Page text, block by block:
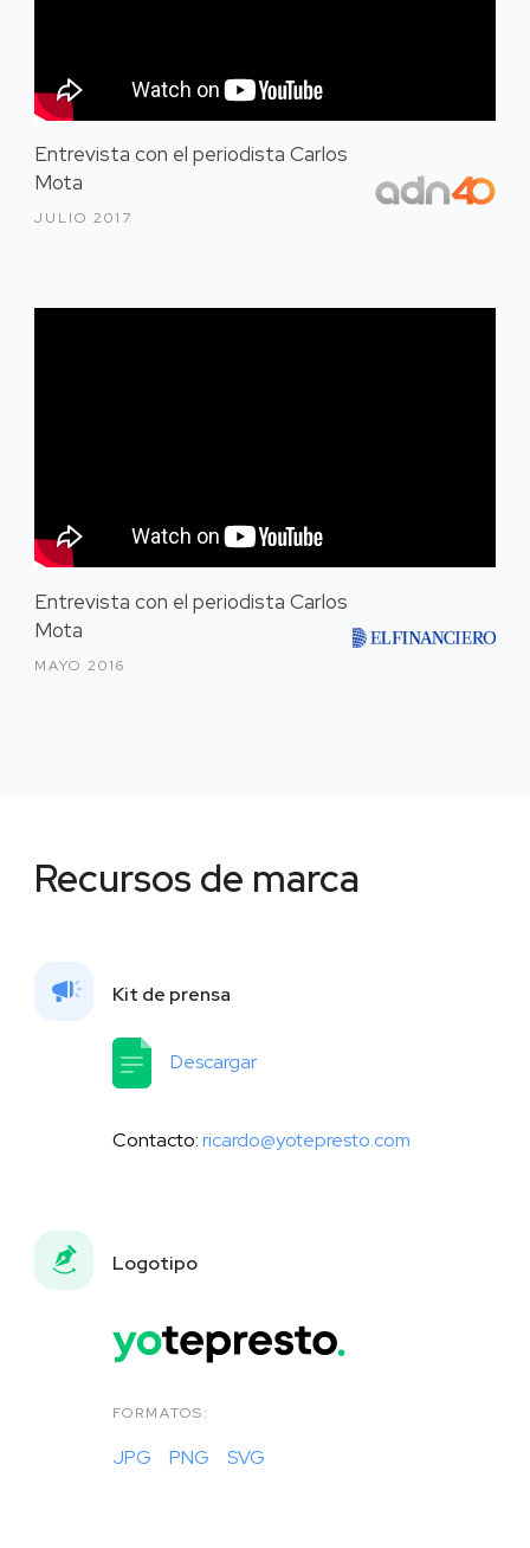
Entrevista con el periodista Carlos
Mota
JULIO 2017
Entrevista con el periodista Carlos
Mota
MAYO 2016
Recursos de marca
Kit de prensa
Descargar
Contacto:ricardo@yotepresto.com
Logotipo
FORMATOS:
JPG PNG SVG